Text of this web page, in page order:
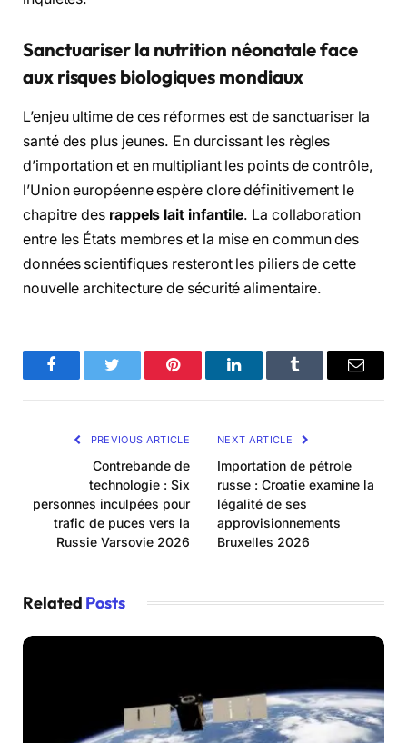
Sanctuariser la nutrition néonatale face
aux risques biologiques mondiaux
L’enjeu ultime de ces réformes est de sanctuariser la
santé des plus jeunes. En durcissant les règles
d’importation et en multipliant les points de contrôle,
l’Union européenne espère clore définitivement le
chapitre des rappels lait infantile. La collaboration
entre les États membres et la mise en commun des
données scientifiques resteront les piliers de cette
nouvelle architecture de sécurité alimentaire.
FacebookTwitter Pinterest LinkedInTumblr Email
PREVIOUS ARTICLE
Contrebande de
technologie : Six
personnes inculpées pour
trafic de puces vers la
Russie Varsovie 2026
NEXT ARTICLE
Importation de pétrole
russe : Croatie examine la
légalité de ses
approvisionnements
Bruxelles 2026
Related Posts